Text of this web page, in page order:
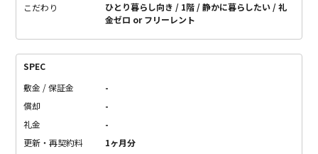
こだわり ひとり暮らし向き 1階 静かに暮らしたい
礼
金ゼロ or フリーレント
SPEC
敷金 / 保証金
-
償却
-
礼金
-
更新・再契約料
1ヶ月分